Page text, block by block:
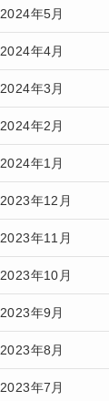
2024年5月
2024年4月
2024年3月
2024年2月
2024年1月
2023年12月
2023年11月
2023年10月
2023年9月
2023年8月
2023年7月